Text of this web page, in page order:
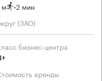
м ~2 мин
(ЗАО)
Класс бизнес-центра
Стоимость аренды